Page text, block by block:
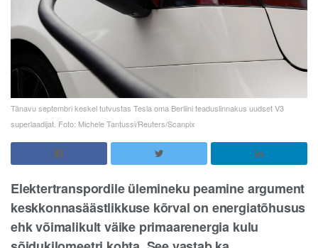
Tänavu septembri keskel tutvustas Tesla oma Berliini teaduslinnakus uudset V3
superlaadijat. Foto: Michele Tantussi/Reuters/Scanpix
Elektertranspordile ülemineku peamine argument
keskkonnasäästlikkuse kõrval on energiatõhusus
ehk võimalikult väike primaarenergia kulu